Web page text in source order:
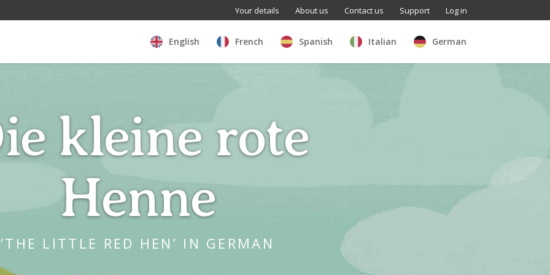
Your details About us Contact us Support Log in
English French Spanish Italian German
kleine rote
Henne
‘THE LITTLE RED HEN’ IN GERMAN